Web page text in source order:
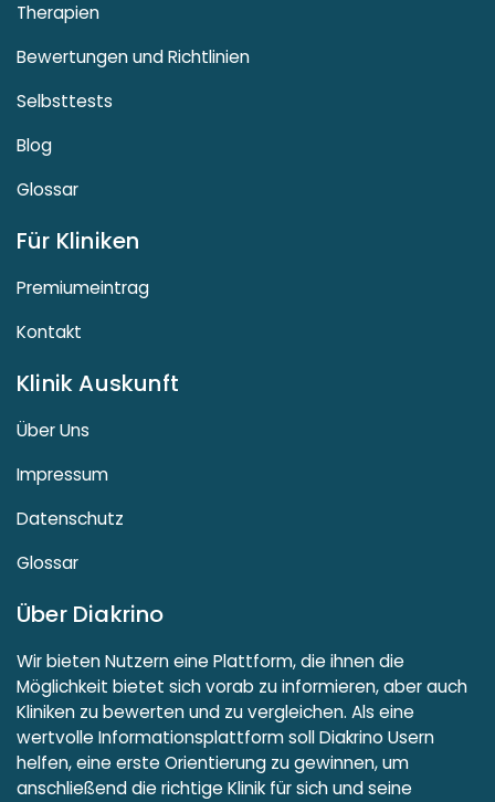
Therapien
Bewertungen und Richtlinien
Selbsttests
Blog
Glossar
Für Kliniken
Premiumeintrag
Kontakt
Klinik Auskunft
Über Uns
Impressum
Datenschutz
Glossar
Über Diakrino
Wir bieten Nutzern eine Plattform, die ihnen die
Möglichkeit bietet sich vorab zu informieren, aber auch
Kliniken zu bewerten und zu vergleichen. Als eine
wertvolle Informationsplattform soll Diakrino Usern
helfen, eine erste Orientierung zu gewinnen, um
anschließend die richtige Klinik für sich und seine